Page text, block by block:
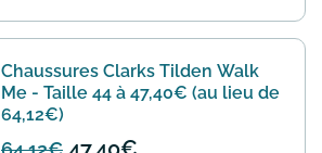
Chaussures Clarks Tilden Walk
Me - Taille 44 à 47,40€ (au lieu de
64,12€)